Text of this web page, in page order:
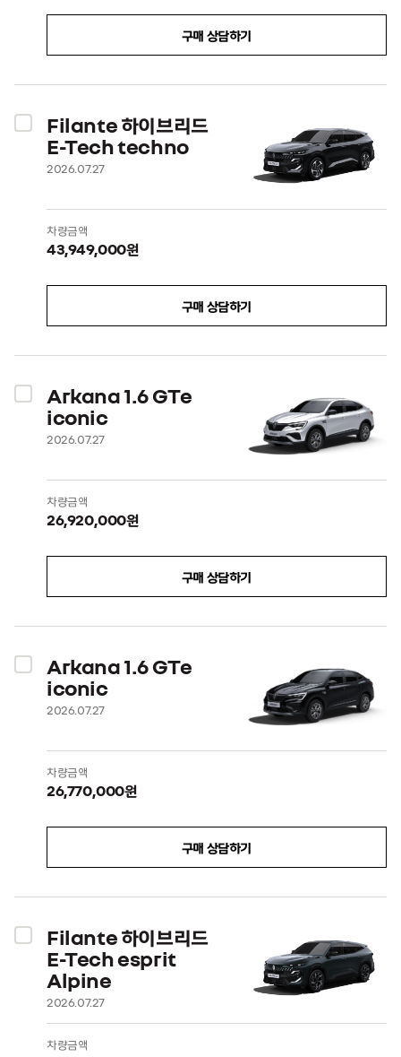
구매 상담하기
Filante 하이브리드
E-Tech techno
2026.07.27
차량금액
43,949,000원
구매 상담하기
Arkana 1.6 GTe
iconic
2026.07.27
차량금액
26,920,000원
구매 상담하기
Arkana 1.6 GTe
iconic
2026.07.27
차량금액
26,770,000원
구매 상담하기
Filante 하이브리드
E-Tech esprit
Alpine
2026.07.27
차량금액